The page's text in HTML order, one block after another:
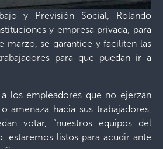
y Previsión Social, Rolando
y empresa privada, para
marzo, se garantice y faciliten las
para que puedan ir a
los empleadores que no ejerzan
amenaza hacia sus trabajadores,
votar, “nuestros equipos del
estaremos listos para acudir ante